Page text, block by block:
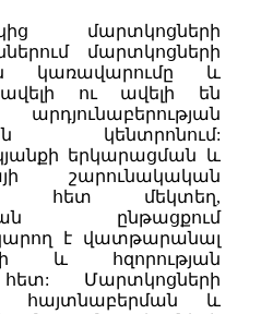
մարտկոցների
մարտկոցների
կառավարումը և
ավելի ու ավելի են
կենտրոնում:
երկարացման և
շարունակական
հետ մեկտեղ,
ընթացքում
է վատթարանալ
և հզորության
Մարտկոցների
հայտնաբերման և